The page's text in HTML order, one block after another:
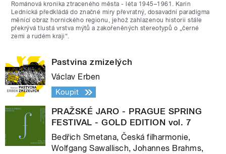
Románová kronika ztraceného města - léta 1945–1961. Karin
Lednická předkládá do značné míry převratný, dosavadní paradigma
měnící obraz hornického regionu, jehož zahlazenou historii stále
překrývá tlustá vrstva mýtů a zakořeněných stereotypů o „černé
zemi a rudém kraji“.
Pastvina zmizelých
Václav Erben
Koupit
PRAŽSKÉ JARO - PRAGUE SPRING
FESTIVAL - GOLD EDITION vol. 7
Bedřich Smetana, Česká filharmonie,
Wolfgang Sawallisch, Johannes Brahms,